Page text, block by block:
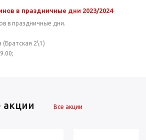
в праздничные дни 2023/2024
в праздничные дни.
(Братская 2\1)
Все акции